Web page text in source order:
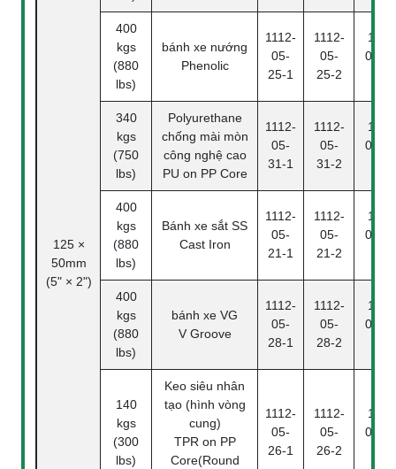
125 ×
50mm
(5" × 2")
400
kgs
(880
lbs)
bánh xe nướng
Phenolic
1112-
05-
25-1
1112-
05-
25-2
05-
340
kgs
(750
lbs)
Polyurethane
chống mài mòn
công nghệ cao
PU on PP Core
1112-
05-
31-1
1112-
05-
31-2
05-
400
kgs
(880
lbs)
Bánh xe sắt SS
Cast Iron
1112-
05-
21-1
1112-
05-
21-2
05-
400
kgs
(880
lbs)
bánh xe VG
V Groove
1112-
05-
28-1
1112-
05-
28-2
05-
140
kgs
(300
lbs)
Keo siêu nhân
tạo (hình vòng
cung)
TPR on PP
Core(Round
1112-
05-
26-1
1112-
05-
26-2
05-